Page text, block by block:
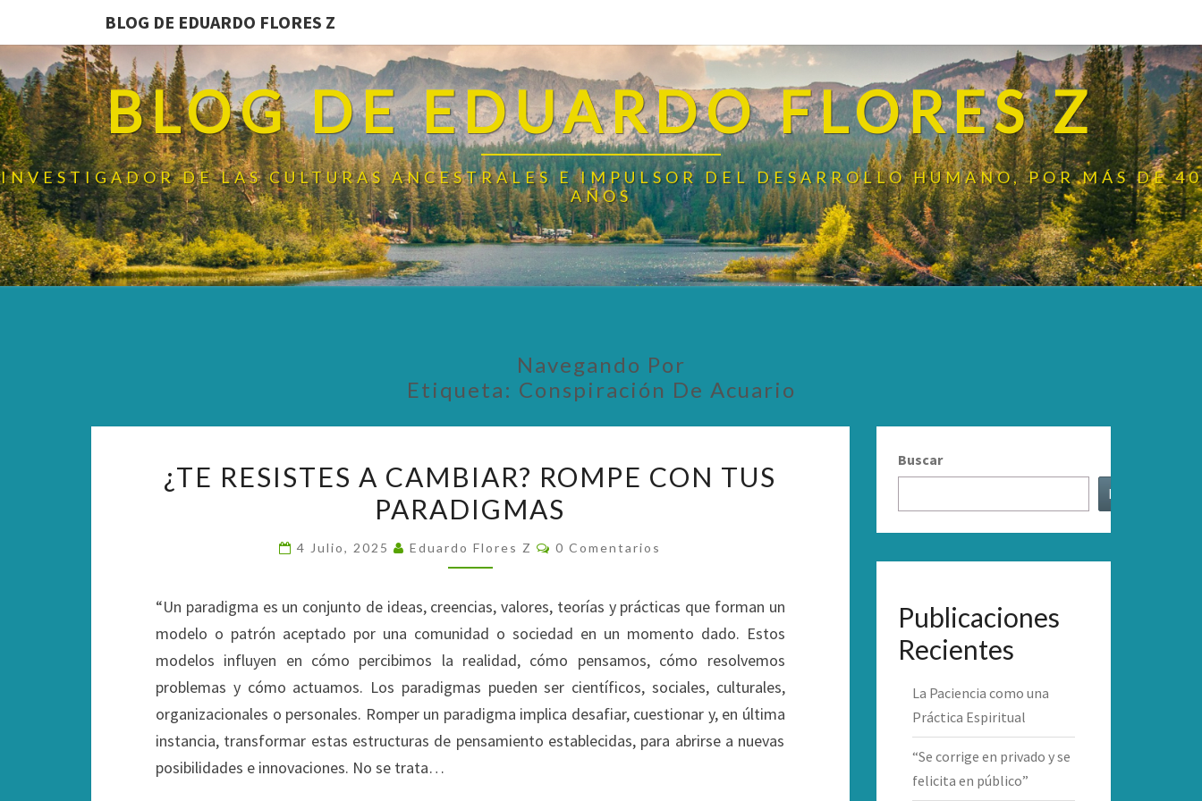
BLOG DE EDUARDO FLORES Z
BLOG DE EDUARDO FLORES Z
INVESTIGADOR DE LAS CULTURAS ANCESTRALES E IMPULSOR DEL DESARROLLO HUMANO, POR MÁS DE 40
AÑOS
Navegando Por
Etiqueta: Conspiración De Acuario
RESISTES
ROMPE
TUS
PARADIGMAS
¿TE RESISTES A CAMBIAR? ROMPE CON TUS
PARADIGMAS
4 Julio, 2025 Eduardo Flores Z Comentarios
0 Comentarios
“Un paradigma es un conjunto de ideas, creencias, valores, teorías y prácticas que forman un
modelo o patrón aceptado por una comunidad o sociedad en un momento dado. Estos
modelos influyen en cómo percibimos la realidad, cómo pensamos, cómo resolvemos
problemas y cómo actuamos. Los paradigmas pueden ser científicos, sociales, culturales,
organizacionales o personales. Romper un paradigma implica desafiar, cuestionar y, en última
instancia, transformar estas estructuras de pensamiento establecidas, para abrirse a nuevas
posibilidades e innovaciones. No se trata…
Buscar
Buscar
Publicaciones
Recientes
La Paciencia como una
Práctica Espiritual
“Se corrige en privado y se
felicita en público”